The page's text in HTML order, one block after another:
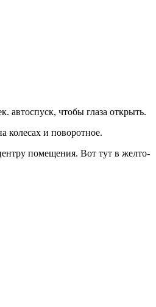
автоспуск, чтобы глаза открыть.
колесах и поворотное.
помещения. Вот тут в желто-